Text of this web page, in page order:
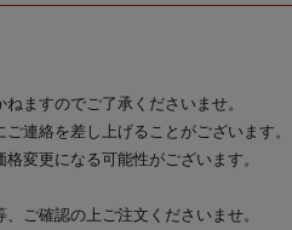
ますのでご了承くださいませ。
連絡を差し上げることがございます。
変更になる可能性がございます。
ご確認の上ご注文くださいませ。